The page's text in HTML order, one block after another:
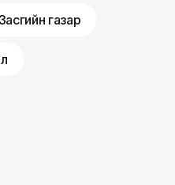
Засгийн газар